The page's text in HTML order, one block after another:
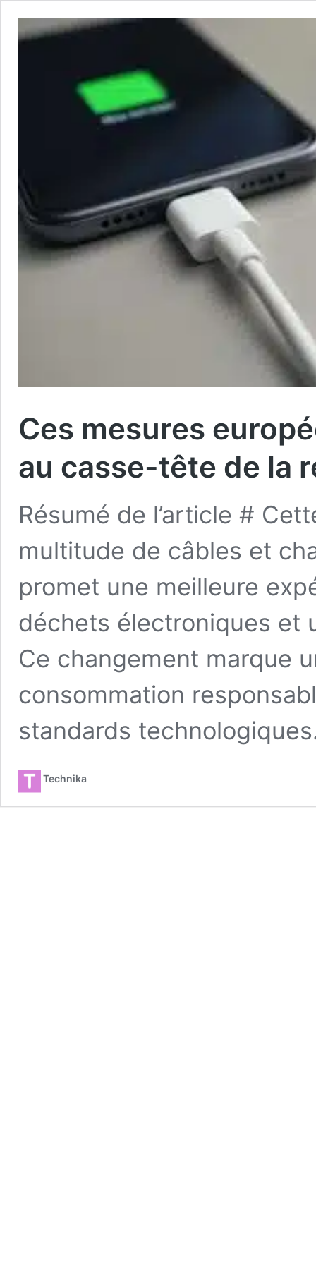
Ces mesures
au casse-tête de la
Résumé de l’article #
multitude de câbles et
promet une meilleure
déchets électroniques et
Ce changement marque
consommation
standards
Technika